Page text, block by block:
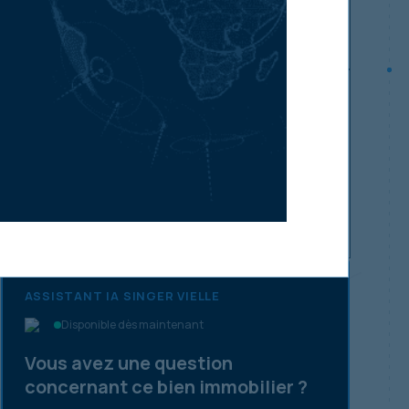
Mettre à jour les exigences d'investissement
Assurez-vous d'abord d'entendre
parler de nos ventes de
ASSISTANT IA SINGER VIELLE
Disponible dès maintenant
Vous avez une question
concernant ce bien immobilier ?